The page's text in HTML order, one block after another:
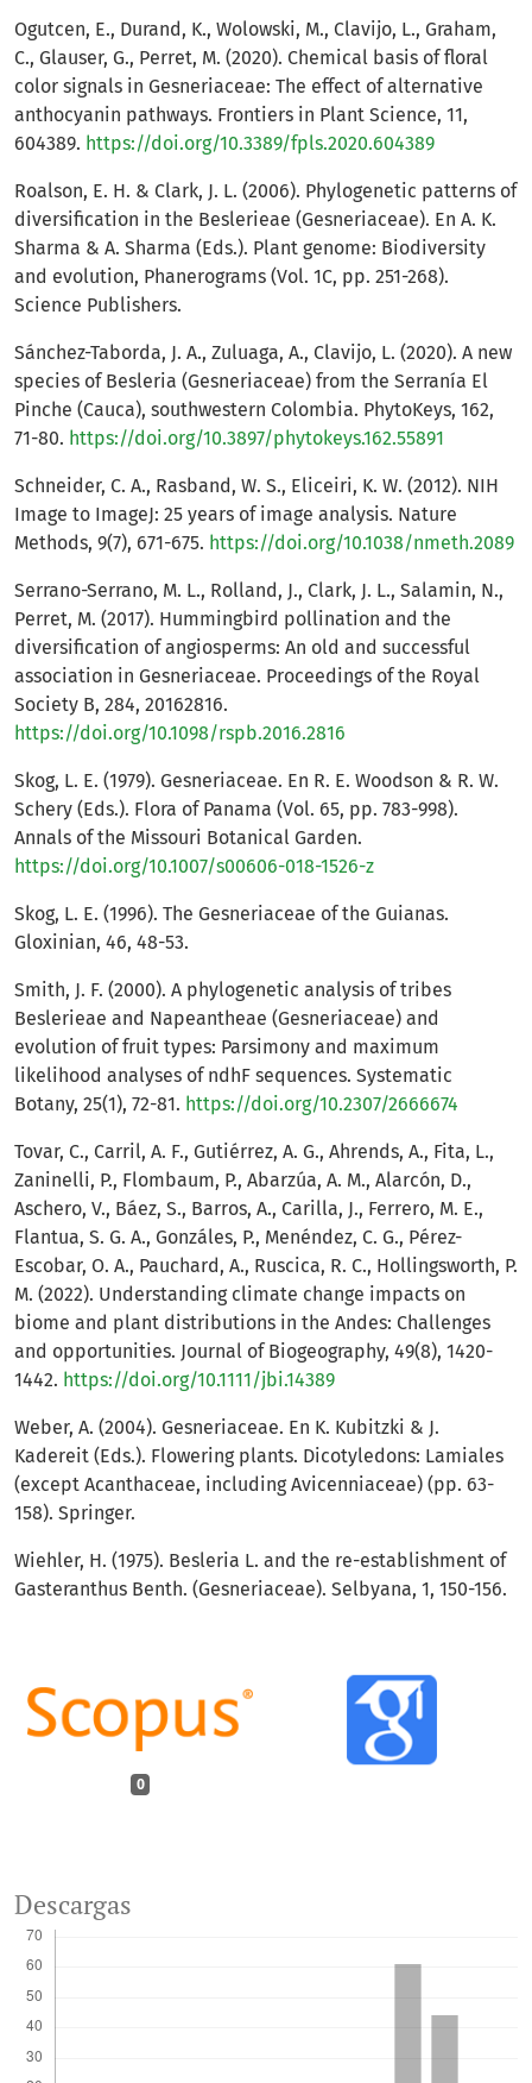
0
Descargas
Ogutcen, E., Durand, K., Wolowski, M., Clavijo, L., Graham,
C., Glauser, G., Perret, M. (2020). Chemical basis of floral
color signals in Gesneriaceae: The effect of alternative
anthocyanin pathways. Frontiers in Plant Science, 11,
604389. https://doi.org/10.3389/fpls.2020.604389
Roalson, E. H. & Clark, J. L. (2006). Phylogenetic patterns of
diversification in the Beslerieae (Gesneriaceae). En A. K.
Sharma & A. Sharma (Eds.). Plant genome: Biodiversity
and evolution, Phanerograms (Vol. 1C, pp. 251-268).
Science Publishers.
Sánchez-Taborda, J. A., Zuluaga, A., Clavijo, L. (2020). A new
species of Besleria (Gesneriaceae) from the Serranía El
Pinche (Cauca), southwestern Colombia. PhytoKeys, 162,
71-80. https://doi.org/10.3897/phytokeys.162.55891
Schneider, C. A., Rasband, W. S., Eliceiri, K. W. (2012). NIH
Image to ImageJ: 25 years of image analysis. Nature
Methods, 9(7), 671-675. https://doi.org/10.1038/nmeth.2089
Serrano-Serrano, M. L., Rolland, J., Clark, J. L., Salamin, N.,
Perret, M. (2017). Hummingbird pollination and the
diversification of angiosperms: An old and successful
association in Gesneriaceae. Proceedings of the Royal
Society B, 284, 20162816.
https://doi.org/10.1098/rspb.2016.2816
Skog, L. E. (1979). Gesneriaceae. En R. E. Woodson & R. W.
Schery (Eds.). Flora of Panama (Vol. 65, pp. 783-998).
Annals of the Missouri Botanical Garden.
https://doi.org/10.1007/s00606-018-1526-z
Skog, L. E. (1996). The Gesneriaceae of the Guianas.
Gloxinian, 46, 48-53.
Smith, J. F. (2000). A phylogenetic analysis of tribes
Beslerieae and Napeantheae (Gesneriaceae) and
evolution of fruit types: Parsimony and maximum
likelihood analyses of ndhF sequences. Systematic
Botany, 25(1), 72-81. https://doi.org/10.2307/2666674
Tovar, C., Carril, A. F., Gutiérrez, A. G., Ahrends, A., Fita, L.,
Zaninelli, P., Flombaum, P., Abarzúa, A. M., Alarcón, D.,
Aschero, V., Báez, S., Barros, A., Carilla, J., Ferrero, M. E.,
Flantua, S. G. A., Gonzáles, P., Menéndez, C. G., Pérez-
Escobar, O. A., Pauchard, A., Ruscica, R. C., Hollingsworth, P.
M. (2022). Understanding climate change impacts on
biome and plant distributions in the Andes: Challenges
and opportunities. Journal of Biogeography, 49(8), 1420-
1442. https://doi.org/10.1111/jbi.14389
Weber, A. (2004). Gesneriaceae. En K. Kubitzki & J.
Kadereit (Eds.). Flowering plants. Dicotyledons: Lamiales
(except Acanthaceae, including Avicenniaceae) (pp. 63-
158). Springer.
Wiehler, H. (1975). Besleria L. and the re-establishment of
Gasteranthus Benth. (Gesneriaceae). Selbyana, 1, 150-156.